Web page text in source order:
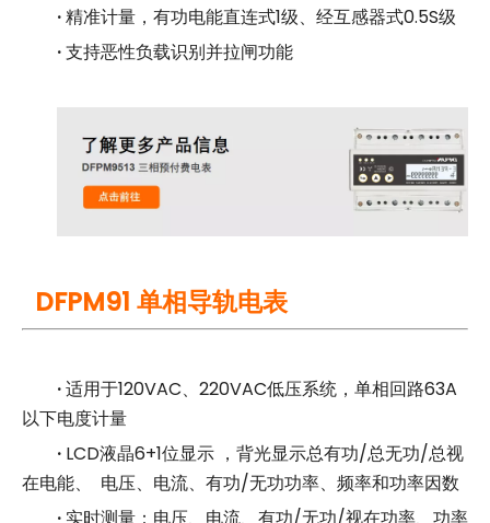
·精准计量，有功电能直连式1级、经互感器式0.5S级
·支持恶性负载识别并拉闸功能
DFPM91 单相导轨电表
·适用于120VAC、220VAC低压系统，单相回路63A
以下电度计量
· LCD液晶6+1位显示 ，背光显示总有功/总无功/总视
在电能、 电压、电流、有功/无功功率、频率和功率因数